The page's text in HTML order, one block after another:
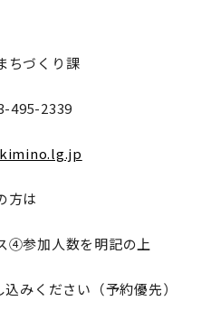
ちづくり課
495-2339
方は
参加人数を明記の上
みください（予約優先）